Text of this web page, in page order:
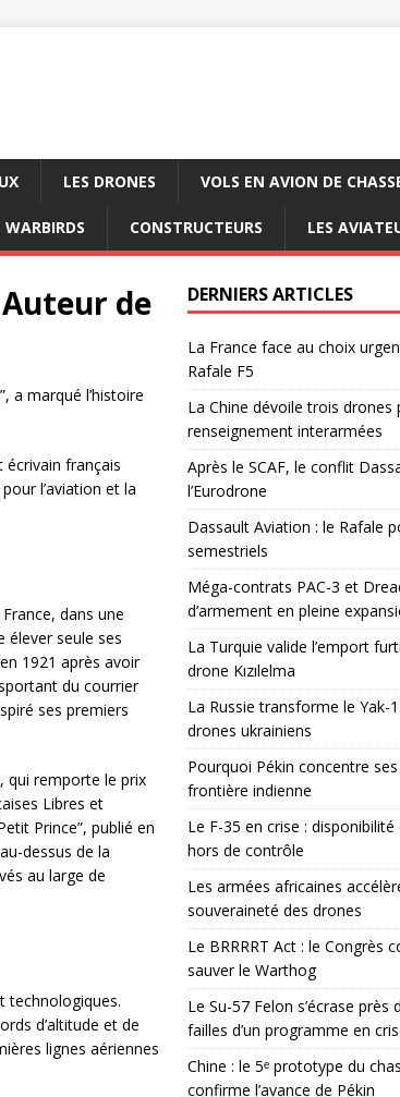
LES DRONES VOLS EN AVION DE
WARBIRDS CONSTRUCTEURS LES
de
a marqué l’histoire
écrivain français
l’aviation et la
dans une
élever seule ses
1921 après avoir
du courrier
ses premiers
qui remporte le prix
Libres et
Prince”, publié en
dessus de la
au large de
technologiques.
d’altitude et de
lignes aériennes
DERNIERS ARTICLES
La France face au choix
Rafale F5
La Chine dévoile trois drones
renseignement interarmées
Après le SCAF, le conflit
l’Eurodrone
Dassault Aviation : le Rafale
semestriels
Méga-contrats PAC-3 et
d’armement en pleine
La Turquie valide l’emport
drone Kızılelma
La Russie transforme le Yak-
drones ukrainiens
Pourquoi Pékin concentre
frontière indienne
Le F-35 en crise :
hors de contrôle
Les armées africaines
souveraineté des drones
Le BRRRRT Act : le Congrès
sauver le Warthog
Le Su-57 Felon s’écrase près
failles d’un programme en
Chine : le 5ᵉ prototype du
confirme l’avance de Pékin